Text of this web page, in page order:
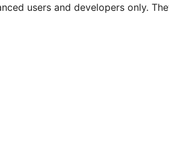
users and developers only.